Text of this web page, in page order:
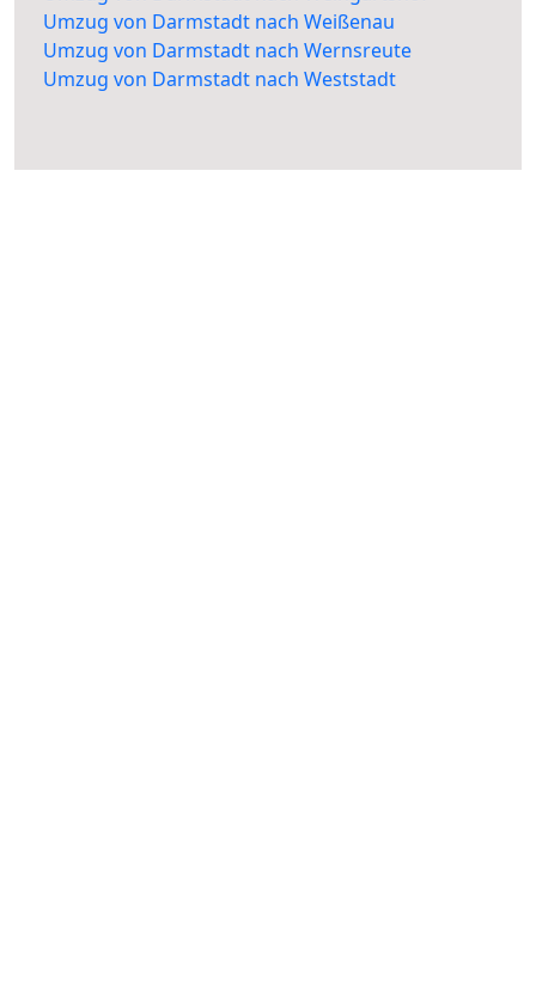
Umzug von Darmstadt nach Weißenau
Umzug von Darmstadt nach Wernsreute
Umzug von Darmstadt nach Weststadt